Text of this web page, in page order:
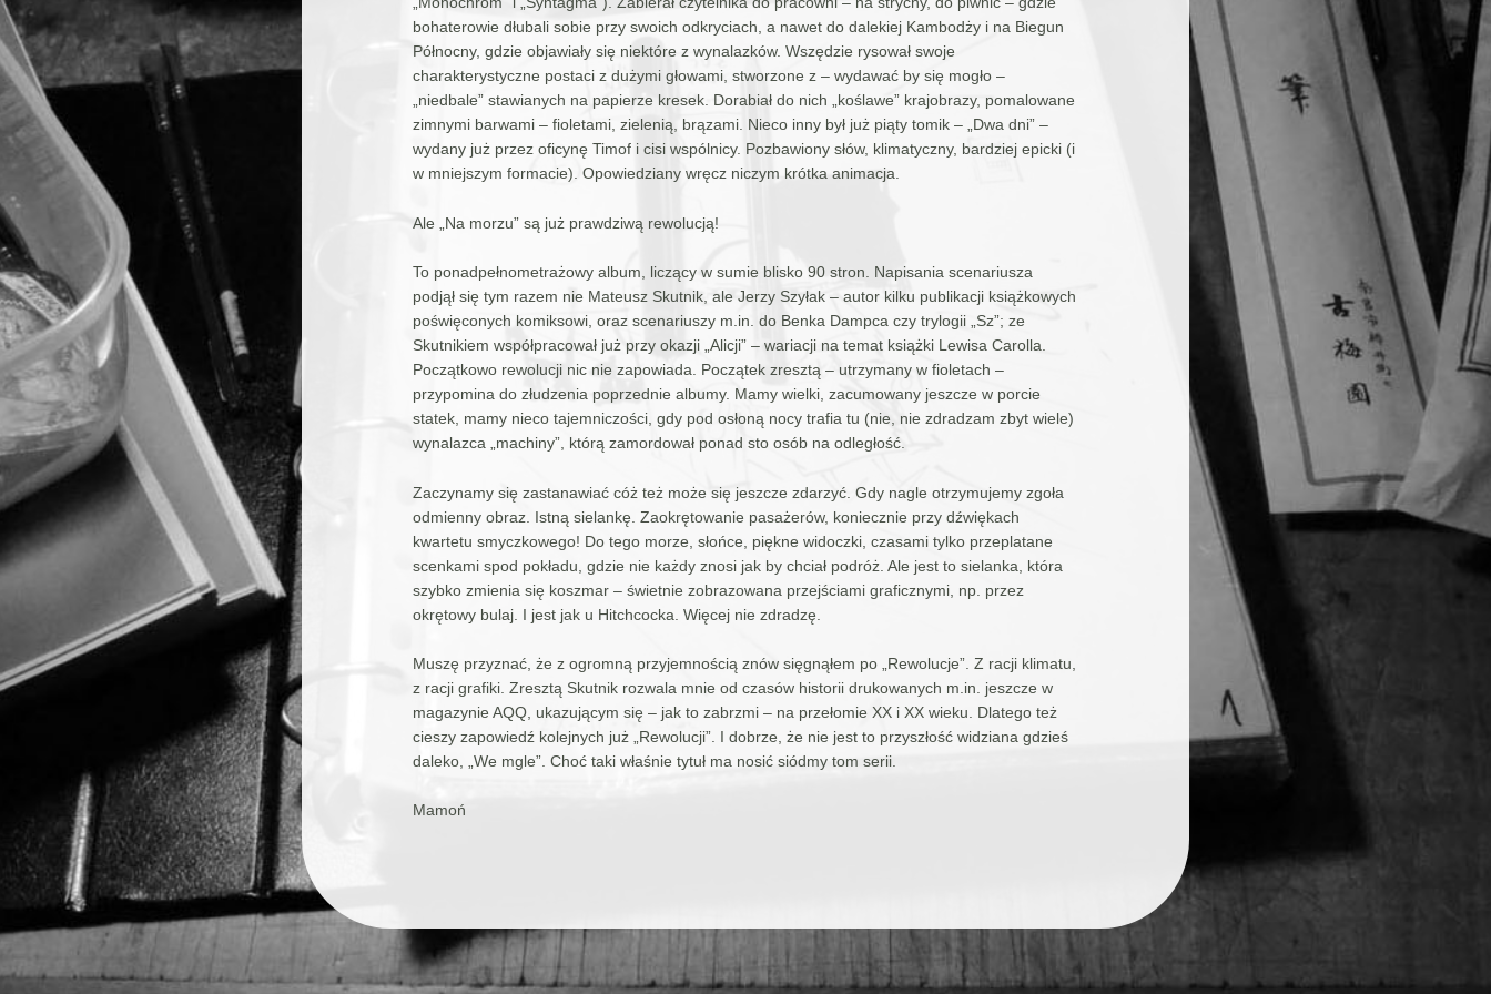
bohaterowie dłubali sobie przy swoich odkryciach, a nawet do dalekiej Kambodży i na Biegun
Północny, gdzie objawiały się niektóre z wynalazków. Wszędzie rysował swoje
charakterystyczne postaci z dużymi głowami, stworzone z – wydawać by się mogło –
„niedbale” stawianych na papierze kresek. Dorabiał do nich „koślawe” krajobrazy, pomalowane
zimnymi barwami – fioletami, zielenią, brązami. Nieco inny był już piąty tomik – „Dwa dni” –
wydany już przez oficynę Timof i cisi wspólnicy. Pozbawiony słów, klimatyczny, bardziej epicki (i
w mniejszym formacie). Opowiedziany wręcz niczym krótka animacja.
Ale „Na morzu” są już prawdziwą rewolucją!
To ponadpełnometrażowy album, liczący w sumie blisko 90 stron. Napisania scenariusza
podjął się tym razem nie Mateusz Skutnik, ale Jerzy Szyłak – autor kilku publikacji książkowych
poświęconych komiksowi, oraz scenariuszy m.in. do Benka Dampca czy trylogii „Sz”; ze
Skutnikiem współpracował już przy okazji „Alicji” – wariacji na temat książki Lewisa Carolla.
Początkowo rewolucji nic nie zapowiada. Początek zresztą – utrzymany w fioletach –
przypomina do złudzenia poprzednie albumy. Mamy wielki, zacumowany jeszcze w porcie
statek, mamy nieco tajemniczości, gdy pod osłoną nocy trafia tu (nie, nie zdradzam zbyt wiele)
wynalazca „machiny”, którą zamordował ponad sto osób na odległość.
Zaczynamy się zastanawiać cóż też może się jeszcze zdarzyć. Gdy nagle otrzymujemy zgoła
odmienny obraz. Istną sielankę. Zaokrętowanie pasażerów, koniecznie przy dźwiękach
kwartetu smyczkowego! Do tego morze, słońce, piękne widoczki, czasami tylko przeplatane
scenkami spod pokładu, gdzie nie każdy znosi jak by chciał podróż. Ale jest to sielanka, która
szybko zmienia się koszmar – świetnie zobrazowana przejściami graficznymi, np. przez
okrętowy bulaj. I jest jak u Hitchcocka. Więcej nie zdradzę.
Muszę przyznać, że z ogromną przyjemnością znów sięgnąłem po „Rewolucje”. Z racji klimatu,
z racji grafiki. Zresztą Skutnik rozwala mnie od czasów historii drukowanych m.in. jeszcze w
magazynie AQQ, ukazującym się – jak to zabrzmi – na przełomie XX i XX wieku. Dlatego też
cieszy zapowiedź kolejnych już „Rewolucji”. I dobrze, że nie jest to przyszłość widziana gdzieś
daleko, „We mgle”. Choć taki właśnie tytuł ma nosić siódmy tom serii.
Mamoń